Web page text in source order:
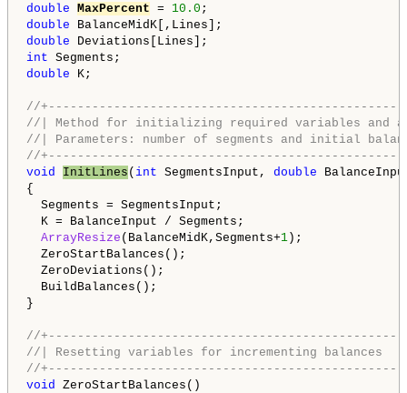
double
MaxPercent = 10.0
double
double
int
double K;
//
//| Method for initializing required variables and
//| Parameters: number of segments and initial
//
void
InitLines ( int SegmentsInput, double
{
Segments = SegmentsInput;
K = BalanceInput / Segments;
ArrayResize (BalanceMidK,Segments+1 );
ZeroStartBalances();
ZeroDeviations();
BuildBalances();
}
//
//| Resetting variables for incrementing balances
//
void
ZeroStartBalances()